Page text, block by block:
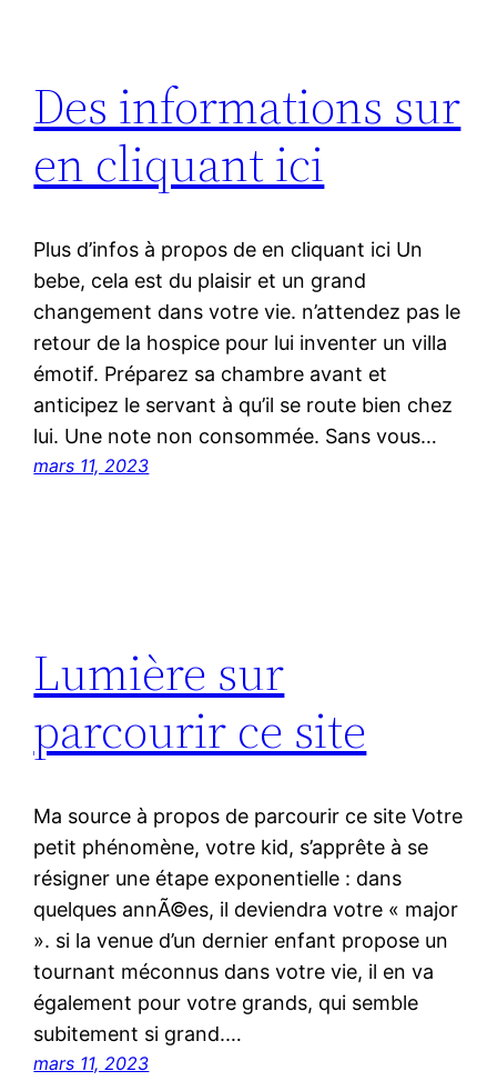
Des informations sur
en cliquant ici
Plus d’infos à propos de en cliquant ici Un
bebe, cela est du plaisir et un grand
changement dans votre vie. n’attendez pas le
retour de la hospice pour lui inventer un villa
émotif. Préparez sa chambre avant et
anticipez le servant à qu’il se route bien chez
lui. Une note non consommée. Sans vous…
mars 11, 2023
Lumière sur
parcourir ce site
Ma source à propos de parcourir ce site Votre
petit phénomène, votre kid, s’apprête à se
résigner une étape exponentielle : dans
quelques annÃ©es, il deviendra votre « major
». si la venue d’un dernier enfant propose un
tournant méconnus dans votre vie, il en va
également pour votre grands, qui semble
subitement si grand.…
mars 11, 2023